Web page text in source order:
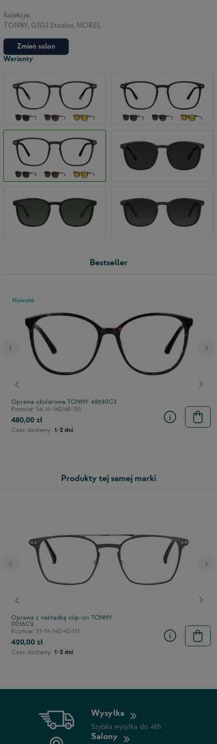
Zmień salon
Kolekcje:
TONNY, GIGI Studios, MOREL
Warianty
Bestseller
Poprzedni
Nowość
Oprawa okularowa TONNY 48580C3
Rozmiar: 54-16-140/48/125
480,00 zł
Czas dostawy: 1-2 dni
Produkty tej samej marki
Poprzedni
Oprawa z nakładką clip-on TONNY
0016C2
Rozmiar: 51-19-140/42/131
420,00 zł
Czas dostawy: 1-2 dni
Wysyłka
Szybka wysyłka do 48h
Salony